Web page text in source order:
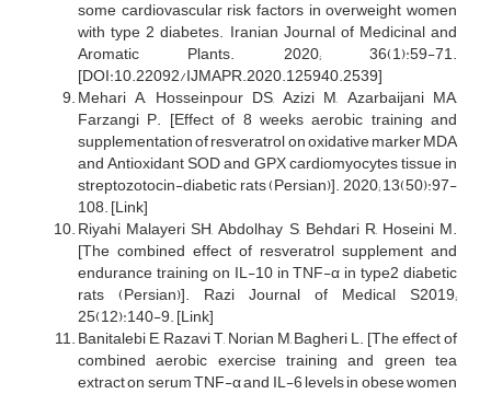
some cardiovascular risk factors in overweight women
with type 2 diabetes. Iranian Journal of Medicinal and
Aromatic Plants. 2020; 36(1):59-71.
[DOI:10.22092/IJMAPR.2020.125940.2539]
Mehari A, Hosseinpour DS, Azizi M, Azarbaijani MA,
Farzangi P. [Effect of 8 weeks aerobic training and
supplementation of resveratrol on oxidative marker MDA
and Antioxidant SOD and GPX cardiomyocytes tissue in
streptozotocin-diabetic rats (Persian)]. 2020; 13(50):97-
108. [Link]
Riyahi Malayeri SH, Abdolhay S, Behdari R, Hoseini M.
[The combined effect of resveratrol supplement and
endurance training on IL-10 in TNF-α in type2 diabetic
rats (Persian)]. Razi Journal of Medical S2019;
25(12):140-9. [Link]
Banitalebi E, Razavi T, Norian M, Bagheri L. [The effect of
combined aerobic exercise training and green tea
extract on serum TNF-α and IL-6 levels in obese women